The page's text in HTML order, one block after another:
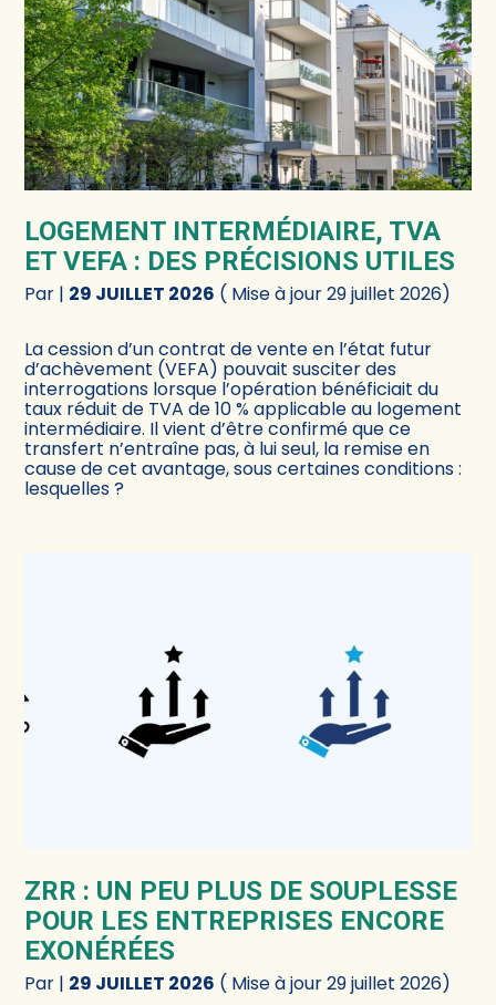
LOGEMENT INTERMÉDIAIRE, TVA
ET VEFA : DES PRÉCISIONS UTILES
Par | 29 JUILLET 2026 ( Mise à jour 29 juillet 2026)
La cession d’un contrat de vente en l’état futur
d’achèvement (VEFA) pouvait susciter des
interrogations lorsque l’opération bénéficiait du
taux réduit de TVA de 10 % applicable au logement
intermédiaire. Il vient d’être confirmé que ce
transfert n’entraîne pas, à lui seul, la remise en
cause de cet avantage, sous certaines conditions :
lesquelles ?
ZRR : UN PEU PLUS DE SOUPLESSE
POUR LES ENTREPRISES ENCORE
EXONÉRÉES
Par | 29 JUILLET 2026 ( Mise à jour 29 juillet 2026)